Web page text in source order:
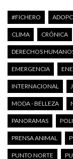
#FICHERO
CLIMA CRÓNICA
DERECHOS
EMERGENCIA
INTERNACIONAL
MODA - BELLEZA
PANORAMAS
PRENSA ANIMAL
PUNTO NORTE